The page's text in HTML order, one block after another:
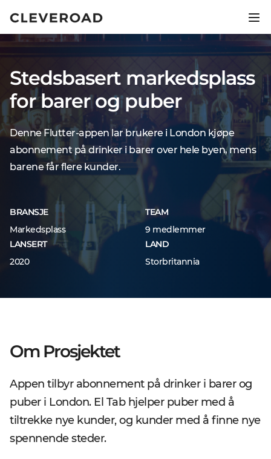
Lanser produktet ditt 2,5x
raskere.
Utforsk AI-assistert utvikling
Stedsbasert markedsplass
for barer og puber
Denne Flutter-appen lar brukere i London kjøpe
abonnement på drinker i barer over hele byen, mens
barene får flere kunder.
BRANSJE
Markedsplass
TEAM
9 medlemmer
LANSERT
2020
LAND
Storbritannia
Om Prosjektet
Appen tilbyr abonnement på drinker i barer og
puber i London. El Tab hjelper puber med å
tiltrekke nye kunder, og kunder med å finne nye
spennende steder.